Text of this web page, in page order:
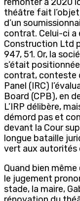
théâtre fait
d’un
contrat. Celui-ci a
Construction Ltd
947, 51. Or, la
s’était
contrat, conteste
Panel (IRC)
Board (CPB), en
L’IRP délibère,
démord pas et
devant la Cour
longue bataille
vert aux autorités
Quand bien
le jugement
stade, la maire,